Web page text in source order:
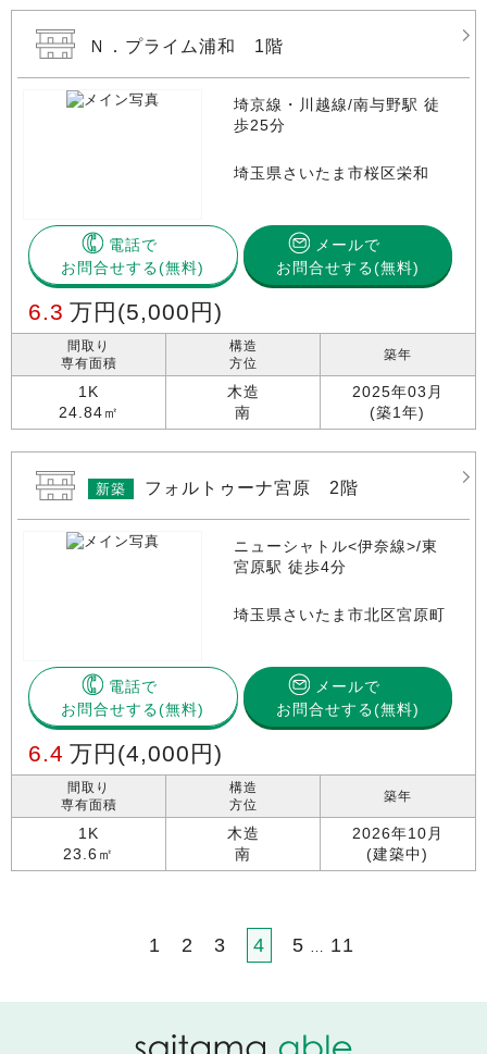
Ｎ．プライム浦和 1階
埼京線・川越線/南与野駅 徒
歩25分
埼玉県さいたま市桜区栄和
電話で
お問合せする
メールで
お問合せする(無料)
6.3 万円 (5,000円)
間取り
専有面積
1K
24.84㎡
構造
方位
木造
南
築年
2025年03月
(築1年)
新築 フォルトゥーナ宮原 2階
ニューシャトル<伊奈線>/東
宮原駅 徒歩4分
埼玉県さいたま市北区宮原町
電話で
お問合せする
メールで
お問合せする(無料)
6.4 万円 (4,000円)
間取り
専有面積
1K
23.6㎡
構造
方位
木造
南
築年
2026年10月
(建築中)
1 2 3 4 5 … 11